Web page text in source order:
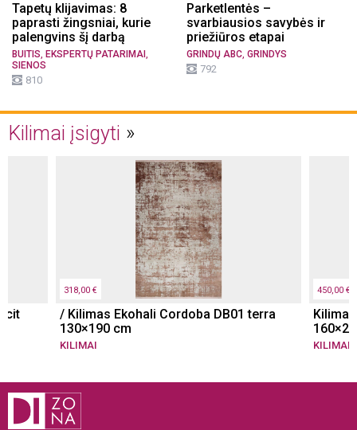
Tapetų klijavimas: 8
paprasti žingsniai, kurie
palengvins šį darbą
BUITIS, EKSPERTŲ PATARIMAI ,
SIENOS
810
Parketlentės –
svarbiausios savybės ir
priežiūros etapai
GRINDŲ ABC, GRINDYS
792
Kilimai įsigyti
318,00 €
/ Kilimas Ekohali Cordoba DB01 terra
130×190 cm
KILIMAI
450,00 €
KILIMAI